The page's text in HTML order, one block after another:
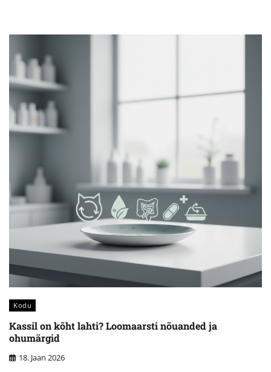
Kodu
Kassil on kõht lahti? Loomaarsti nõuanded ja
ohumärgid
18. Jaan 2026